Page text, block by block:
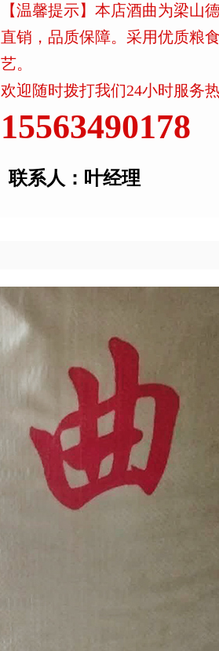
【温馨提示】本店酒曲为梁山
直销，品质保障。采用优质粮
艺。
欢迎随时拨打我们24小时服务
15563490178
联系人：叶经理